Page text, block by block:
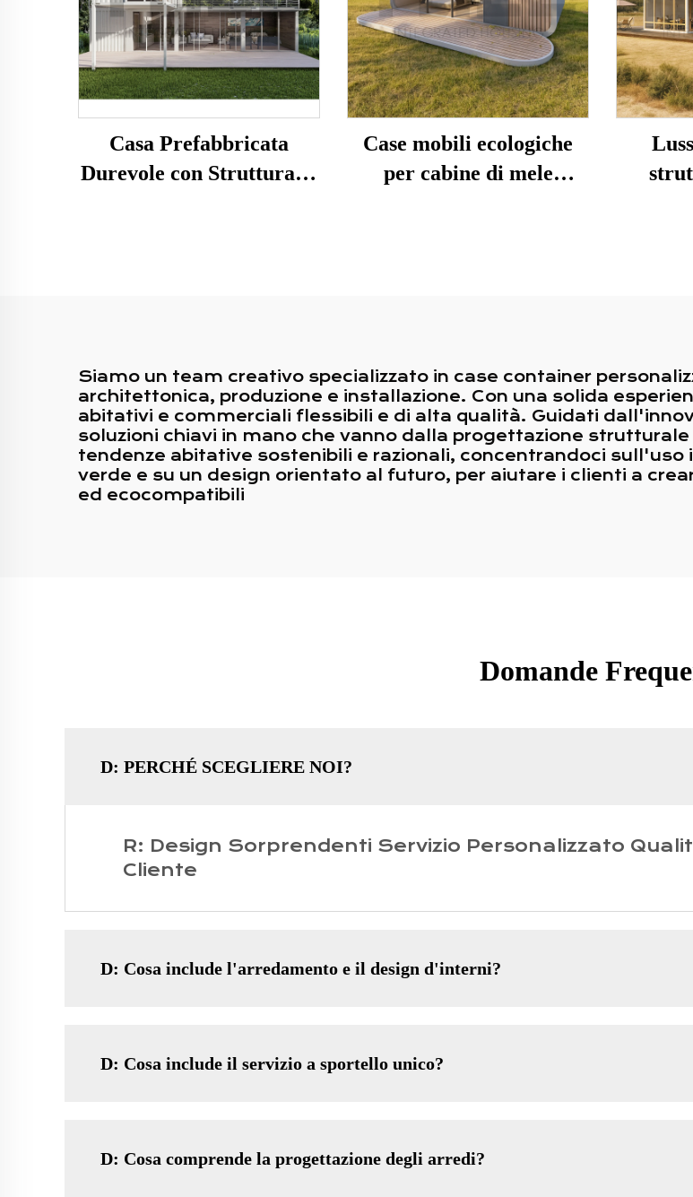
Casa Prefabbricata
Durevole con Struttura in
Case mobili ecologiche
per cabine di mele
Siamo un team creativo specializzato in case container
architettonica, produzione e installazione. Con una solida
abitativi e commerciali flessibili e di alta qualità. Guidati
soluzioni chiavi in mano che vanno dalla progettazione
tendenze abitative sostenibili e razionali, concentrandoci
verde e su un design orientato al futuro, per aiutare i clienti a
ed ecocompatibili
Domande
D: PERCHÉ SCEGLIERE NOI?
R: Design Sorprendenti Servizio Personalizzato
Cliente
D: Cosa include l'arredamento e il design d'interni?
D: Cosa include il servizio a sportello unico?
D: Cosa comprende la progettazione degli arredi?